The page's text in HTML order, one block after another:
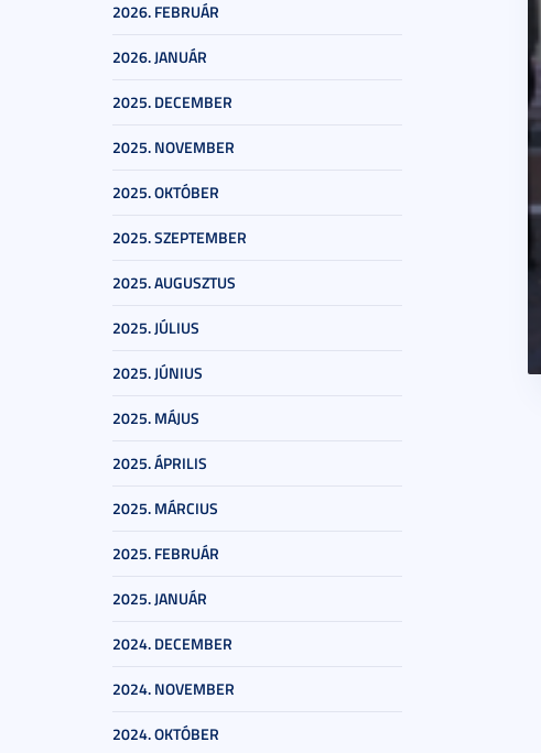
2026. FEBRUÁR
2026. JANUÁR
2025. DECEMBER
2025. NOVEMBER
2025. OKTÓBER
2025. SZEPTEMBER
2025. AUGUSZTUS
2025. JÚLIUS
2025. JÚNIUS
2025. MÁJUS
2025. ÁPRILIS
2025. MÁRCIUS
2025. FEBRUÁR
2025. JANUÁR
2024. DECEMBER
2024. NOVEMBER
2024. OKTÓBER